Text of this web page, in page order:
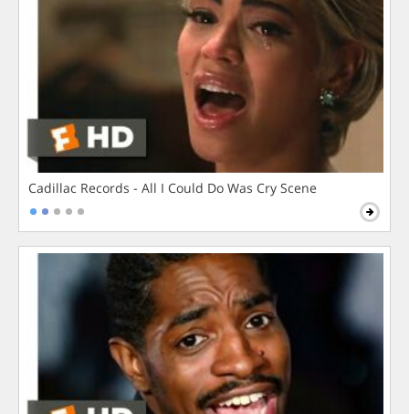
Cadillac Records - All I Could Do Was Cry Scene